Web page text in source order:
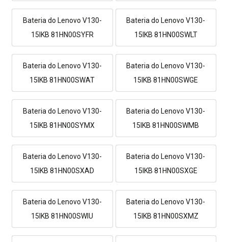
Bateria do Lenovo V130-
15IKB 81HN00SYFR
Bateria do Lenovo V130-
15IKB 81HN00SWLT
Bateria do Lenovo V130-
15IKB 81HN00SWAT
Bateria do Lenovo V130-
15IKB 81HN00SWGE
Bateria do Lenovo V130-
15IKB 81HN00SYMX
Bateria do Lenovo V130-
15IKB 81HN00SWMB
Bateria do Lenovo V130-
15IKB 81HN00SXAD
Bateria do Lenovo V130-
15IKB 81HN00SXGE
Bateria do Lenovo V130-
15IKB 81HN00SWIU
Bateria do Lenovo V130-
15IKB 81HN00SXMZ